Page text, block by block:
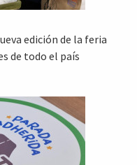
edición de la feria
de todo el país